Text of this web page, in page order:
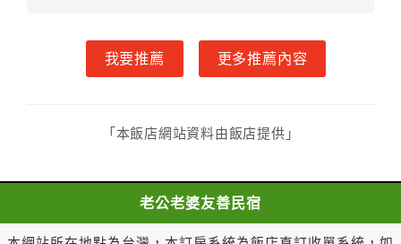
知者，乙方得不退還甲方已付全部定金。
一年內保留已付金額作為日後消費折抵使用：
乙方於一年內保留已付金額作為甲方日後消費折抵使
二、 甲方解約通知於預定住宿日當日到達或未為解
第八條（契約變更）
我要推薦 更多推薦內容
「本飯店網站資料由飯店提供」
老公老婆友善民宿